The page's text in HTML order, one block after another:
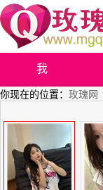
我
你现在的位置： 玫瑰网